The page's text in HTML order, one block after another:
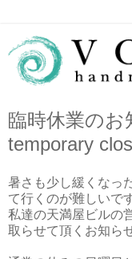
臨時休業のお
temporary
暑さも少し緩くなっ
て行くのが難しいで
私達の天満屋ビルの
取らせて頂くお知ら